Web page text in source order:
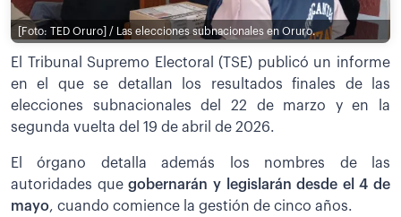
[Foto: TED Oruro] / Las elecciones subnacionales en Oruro.
El Tribunal Supremo Electoral (TSE) publicó un informe
en el que se detallan los resultados finales de las
elecciones subnacionales del 22 de marzo y en la
segunda vuelta del 19 de abril de 2026.
El órgano detalla además los nombres de las
autoridades quegobernarán y legislarán desde el 4 de
mayo, cuando comience la gestión de cinco años.